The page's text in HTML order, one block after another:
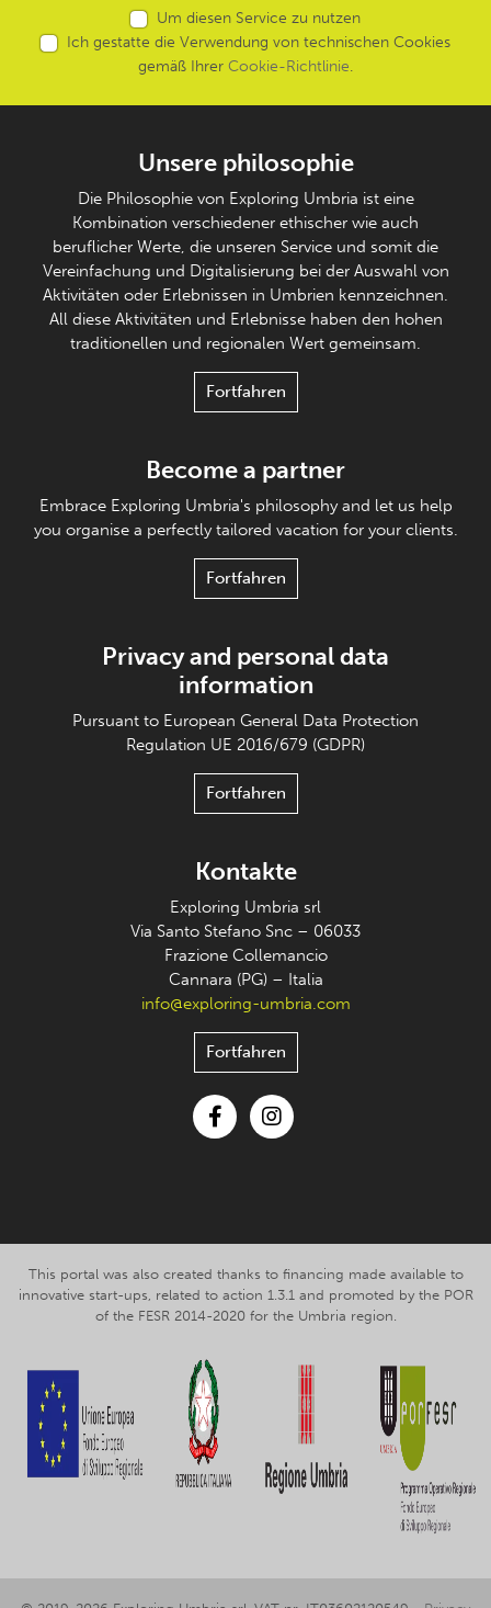
Um diesen Service zu nutzen
Ich gestatte die Verwendung von technischen Cookies
gemäß Ihrer Cookie-Richtlinie.
Unsere philosophie
Die Philosophie von Exploring Umbria ist eine
Kombination verschiedener ethischer wie auch
beruflicher Werte, die unseren Service und somit die
Vereinfachung und Digitalisierung bei der Auswahl von
Aktivitäten oder Erlebnissen in Umbrien kennzeichnen.
All diese Aktivitäten und Erlebnisse haben den hohen
traditionellen und regionalen Wert gemeinsam.
Fortfahren
Become a partner
Embrace Exploring Umbria's philosophy and let us help
you organise a perfectly tailored vacation for your clients.
Fortfahren
Privacy and personal data
information
Pursuant to European General Data Protection
Regulation UE 2016/679 (GDPR)
Fortfahren
Kontakte
Exploring Umbria srl
Via Santo Stefano Snc – 06033
Frazione Collemancio
Cannara (PG) – Italia
info@exploring-umbria.com
Fortfahren
This portal was also created thanks to financing made available to
innovative start-ups, related to action 1.3.1 and promoted by the POR
of the FESR 2014-2020 for the Umbria region.